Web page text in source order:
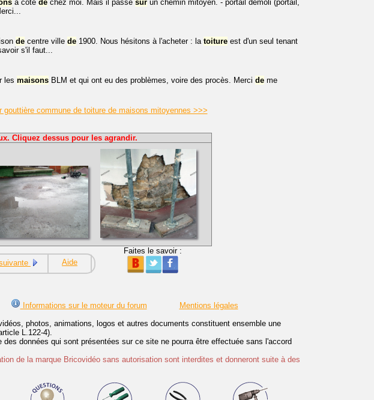
à côté de chez moi. Mais il passe sur un chemin mitoyen. - portail démoli (portail,
de centre ville de 1900. Nous hésitons à l'acheter : la toiture est d'un seul tenant
s'il faut...
les maisons BLM et qui ont eu des problèmes, voire des procès. Merci de me
commune de toiture de maisons mitoyennes >>>
Cliquez dessus pour les agrandir.
Aide
Faites le savoir :
Informations sur le moteur du forum
Mentions légales
photos, animations, logos et autres documents constituent ensemble une
L.122-4).
données qui sont présentées sur ce site ne pourra être effectuée sans l'accord
de la marque Bricovidéo sans autorisation sont interdites et donneront suite à des